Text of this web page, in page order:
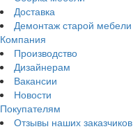
Доставка
Демонтаж старой мебели
Компания
Производство
Дизайнерам
Вакансии
Новости
Покупателям
Отзывы наших заказчиков